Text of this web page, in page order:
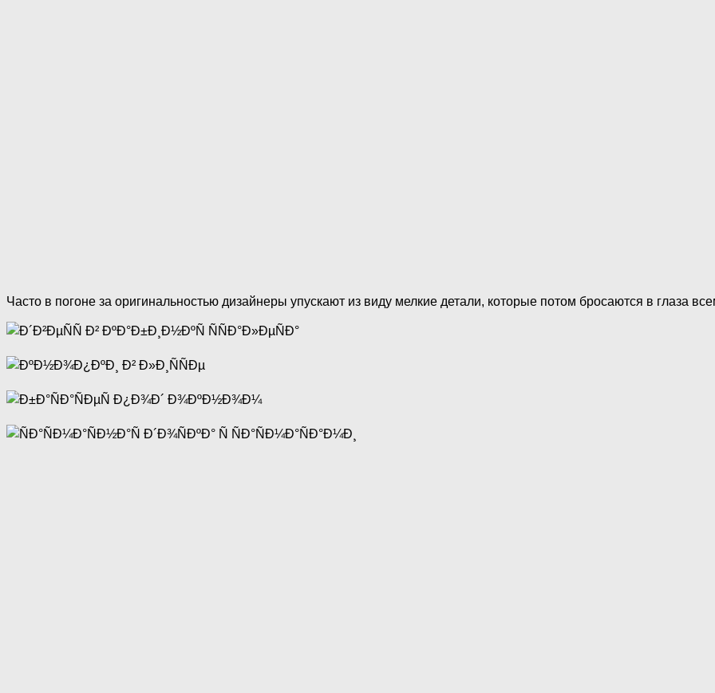
Часто в погоне за оригинальностью дизайнеры упускают из виду мелкие детали, которые потом бросаются в глаза